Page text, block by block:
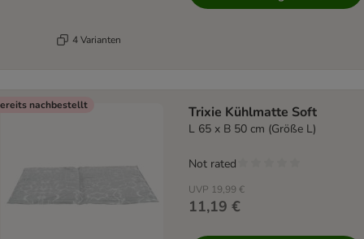
4 Varianten
nachbestellt Trixie Kühlmatte Soft
L 65 x B 50 cm (Größe L)
UVP 19,99 €
11,19 €
Not rated